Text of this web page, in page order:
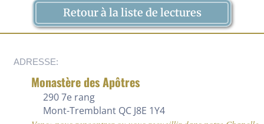
Retour à la liste de lectures
ADRESSE:
Monastère des Apôtres
290 7e rang
Mont-Tremblant QC J8E 1Y4